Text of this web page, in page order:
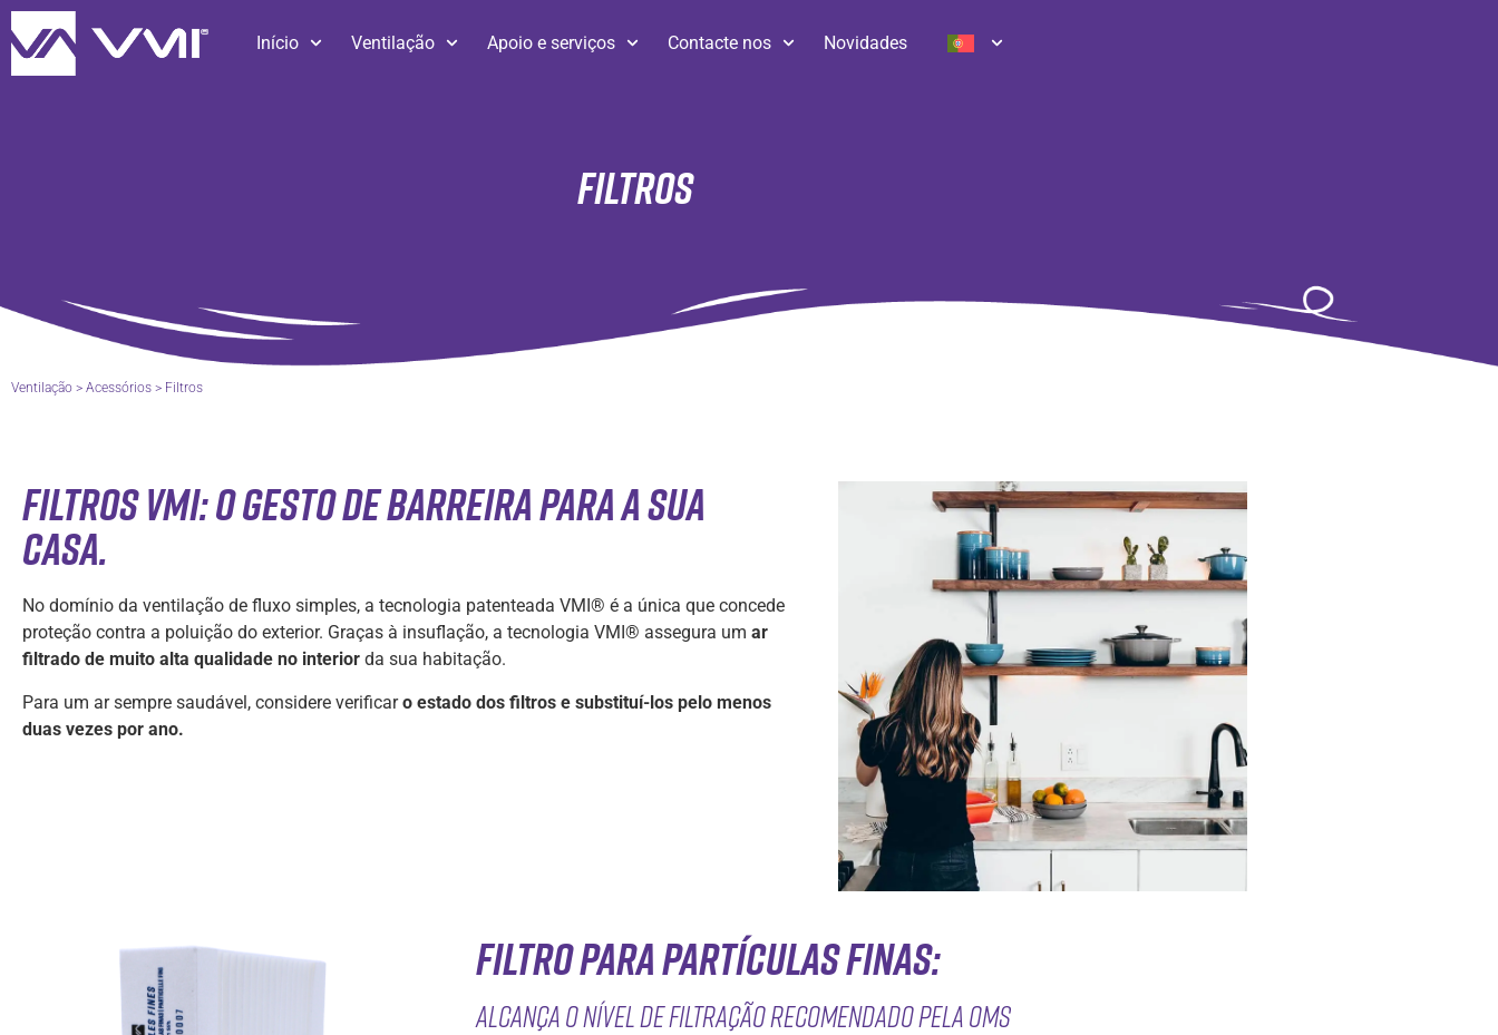
Início Ventilação Apoio e serviços Contacte nos Novidades
Filtros
Ventilação > Acessórios > Filtros
Filtros VMI: O gesto de barreira para a sua
casa.
No domínio da ventilação de fluxo simples, a tecnologia patenteada VMI® é a única que concede
proteção contra a poluição do exterior. Graças à insuflação, a tecnologia VMI® assegura um ar
filtrado de muito alta qualidade no interior da sua habitação.
Para um ar sempre saudável, considere verificaro estado dos filtros e substituí-los pelo menos
duas vezes por ano.
Filtro para partículas finas:
Alcança o nível de filtração recomendado pela OMS